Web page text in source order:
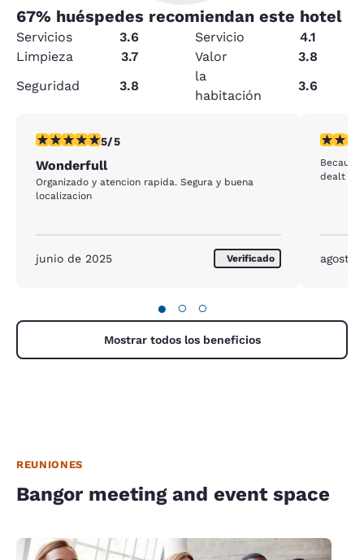
67% huéspedes recomiendan este hotel
Servicios 3.6 Servicio
4.1
Limpieza
3.7 Valor
3.8
Seguridad
3.8
la
habitación
3.6
calificación de 5 estrellas. Excepcional. 1 reseña
5/5
Wonderfull
Organizado y atencion rapida. Segura y buena
localizacion
junio de 2025 Verificado
Because
dealt
agosto
● ○ ○
Mostrar todos los beneficios
REUNIONES
Bangor meeting and event space